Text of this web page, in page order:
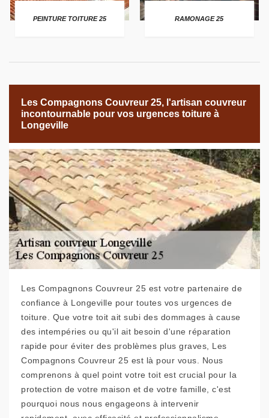
PEINTURE TOITURE 25 RAMONAGE 25
Les Compagnons Couvreur 25, l'artisan couvreur
incontournable pour vos urgences toiture à
Longeville
Les Compagnons Couvreur 25 est votre partenaire de
confiance à Longeville pour toutes vos urgences de
toiture. Que votre toit ait subi des dommages à cause
des intempéries ou qu'il ait besoin d'une réparation
rapide pour éviter des problèmes plus graves, Les
Compagnons Couvreur 25 est là pour vous. Nous
comprenons à quel point votre toit est crucial pour la
protection de votre maison et de votre famille, c'est
pourquoi nous nous engageons à intervenir